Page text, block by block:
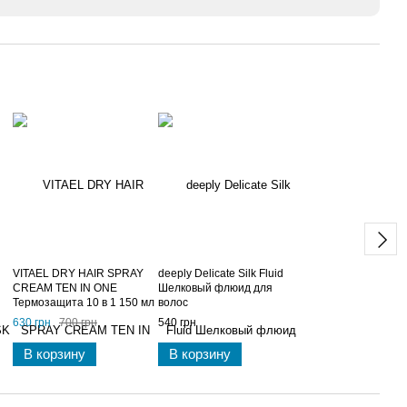
VITAEL DRY HAIR SPRAY
CREAM TEN IN ONE
Термозащита 10 в 1 150 мл
630 грн
700 грн
В корзину
deeply Delicate Silk Fluid
Шелковый флюид для
волос
540 грн
В корзину